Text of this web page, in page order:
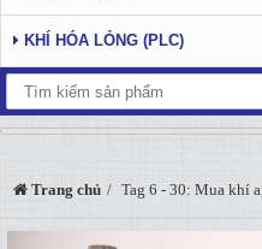
KHÍ HÓA LỎNG (PLC)
Trang chủ Tag 6 - 30: Mua khí